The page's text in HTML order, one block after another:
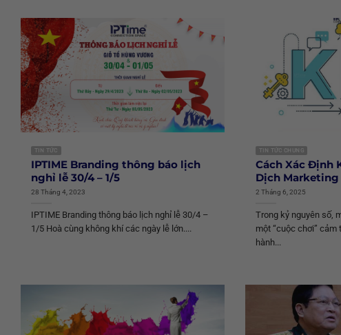
TIN TỨC
IPTIME Branding thông báo lịch
nghỉ lễ 30/4 – 1/5
28 Tháng 4, 2023
IPTIME Branding thông báo lịch nghỉ lễ 30/4 –
1/5 Hoà cùng không khí các ngày lễ lớn....
TIN TỨC CHUNG
Cách Xác Định
Dịch Marketing
2 Tháng 6, 2025
Trong kỷ nguyên số,
một “cuộc chơi” cảm
hành...